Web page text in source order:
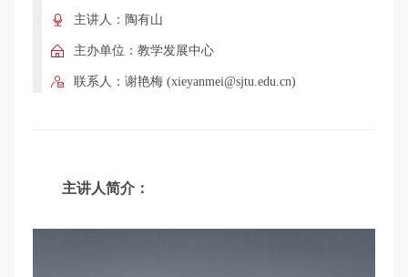
讲
主讲人：陶有山
主办单位：教学发展中心
联系人：谢艳梅 (xieyanmei@sjtu.edu.cn)
主讲人简介：